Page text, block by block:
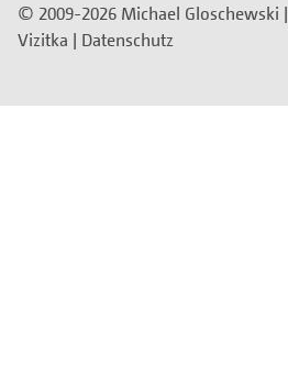
© 2009-2026 Michael Gloschewski |
Vizitka | Datenschutz